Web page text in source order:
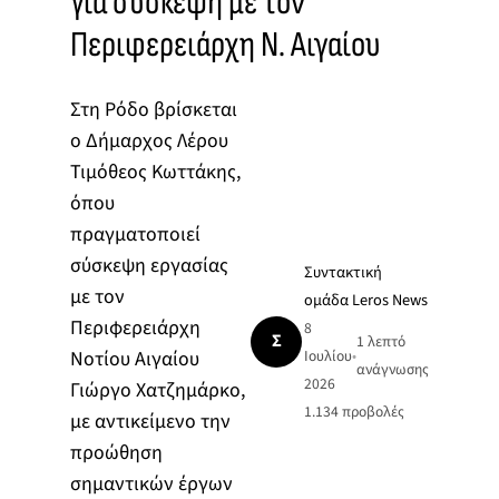
Περιφερειάρχη Ν. Αιγαίου
Στη Ρόδο βρίσκεται
ο Δήμαρχος Λέρου
Τιμόθεος Κωττάκης,
όπου
πραγματοποιεί
σύσκεψη εργασίας
με τον
Περιφερειάρχη
Νοτίου Αιγαίου
Γιώργο Χατζημάρκο,
με αντικείμενο την
προώθηση
σημαντικών έργων
Σ
Συντακτική
ομάδα Leros News
8
Ιουλίου
2026
•
1 λεπτό
ανάγνωσης
1.134προβολές